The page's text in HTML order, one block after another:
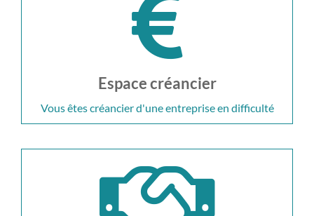
Espace créancier
Vous êtes créancier d'une entreprise en difficulté